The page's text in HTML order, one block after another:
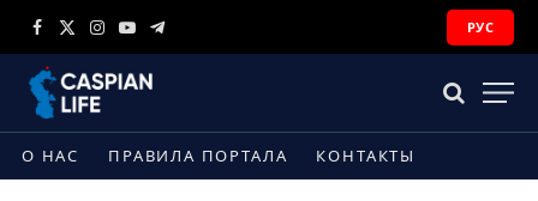
Facebook
X
Instagram
YouTubeTelegram
РУС
О НАС ПРАВИЛА ПОРТАЛА КОНТАКТЫ